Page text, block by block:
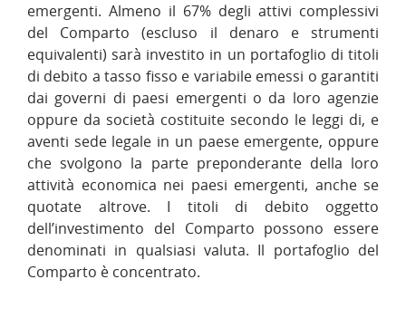
emergenti. Almeno il 67% degli attivi complessivi
del Comparto (escluso il denaro e strumenti
equivalenti) sarà investito in un portafoglio di titoli
di debito a tasso fisso e variabile emessi o garantiti
dai governi di paesi emergenti o da loro agenzie
oppure da società costituite secondo le leggi di, e
aventi sede legale in un paese emergente, oppure
che svolgono la parte preponderante della loro
attività economica nei paesi emergenti, anche se
quotate altrove. I titoli di debito oggetto
dell’investimento del Comparto possono essere
denominati in qualsiasi valuta. Il portafoglio del
Comparto è concentrato.